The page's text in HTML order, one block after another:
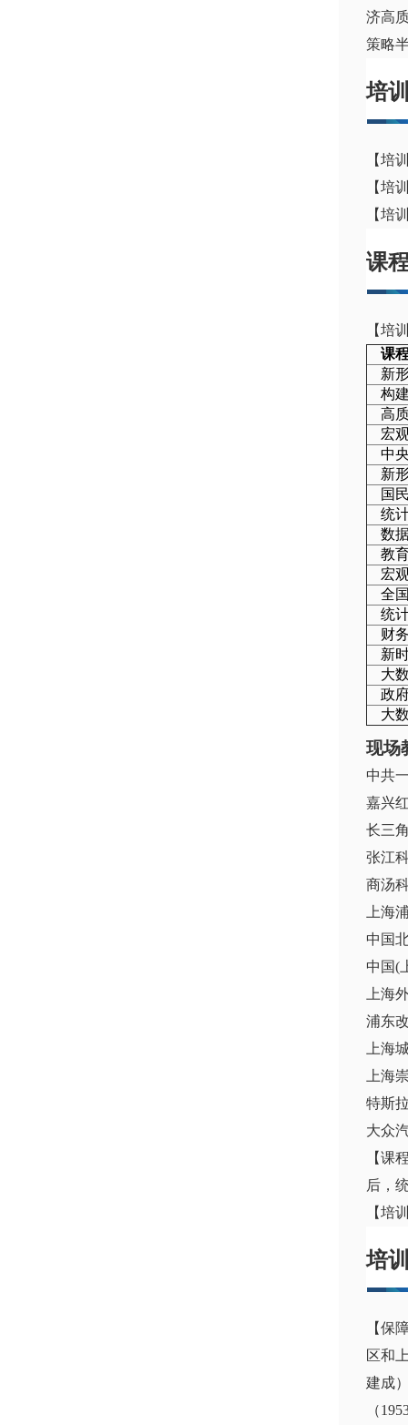
济高
策略
培
【培
【培
【培
课
【培
课
新
构
高
宏
中
新
国
统
数
教
宏
全
统
财
新
大
政
大
现场
中共
嘉兴
长三
张江
商汤
上海
中国
中国(
上海
浦东
上海
上海
特斯
大众
【课
后，
【培
培
【保
区和
建成
（